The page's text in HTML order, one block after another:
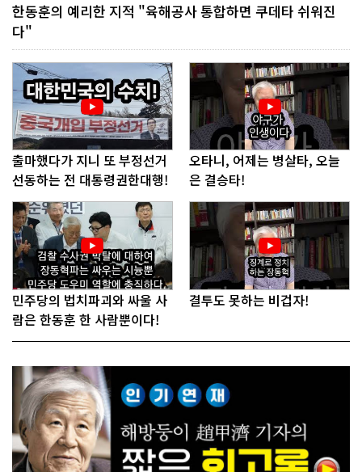
한동훈의 예리한 지적 "육해공사 통합하면 쿠데타 쉬워진
다"
출마했다가 지니 또 부정선거
선동하는 전 대통령권한대행!
오타니, 어제는 병살타, 오늘
은 결승타!
민주당의 법치파괴와 싸울 사
람은 한동훈 한 사람뿐이다!
결투도 못하는 비겁자!